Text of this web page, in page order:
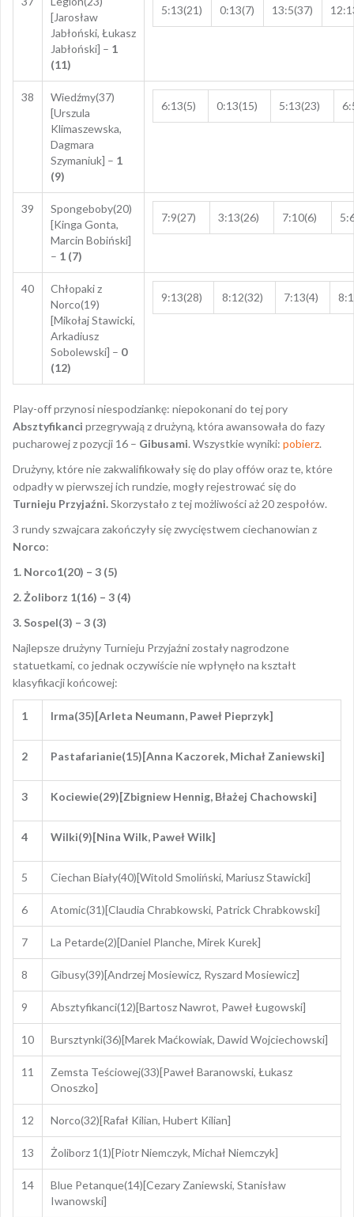
[Jarosław
Jabłoński, Łukasz
Jabłoński] – 1
(11)
5:13(21) 0:13(7) 13:5(37)
38
Wiedźmy(37)
[Urszula
Klimaszewska,
Dagmara
Szymaniuk] – 1
(9)
6:13(5) 0:13(15) 5:13(23)
39
Spongeboby(20)
[Kinga Gonta,
Marcin Bobiński]
– 1 (7)
7:9(27) 3:13(26) 7:10(6)
40
Chłopaki z
Norco(19)
[Mikołaj Stawicki,
Arkadiusz
Sobolewski] – 0
(12)
9:13(28) 8:12(32) 7:13(4)
Play-off przynosi niespodziankę: niepokonani do tej pory
Absztyfikanci przegrywają z drużyną, która awansowała do fazy
pucharowej z pozycji 16 – Gibusami. Wszystkie wyniki: pobierz.
Drużyny, które nie zakwalifikowały się do play offów oraz te, które
odpadły w pierwszej ich rundzie, mogły rejestrować się do
Turnieju Przyjaźni.Skorzystało z tej możliwości aż 20 zespołów.
3 rundy szwajcara zakończyły się zwycięstwem ciechanowian z
Norco:
1. Norco1(20) – 3 (5)
2.Żoliborz 1(16) – 3 (4)
3. Sospel(3) – 3 (3)
Najlepsze drużyny Turnieju Przyjaźni zostały nagrodzone
statuetkami, co jednak oczywiście nie wpłynęło na kształt
klasyfikacji końcowej:
1 Irma(35)[Arleta Neumann, Paweł Pieprzyk]
2 Pastafarianie(15)[Anna Kaczorek, Michał Zaniewski]
3 Kociewie(29)[Zbigniew Hennig, Błażej Chachowski]
4 Wilki(9)[Nina Wilk, Paweł Wilk]
5 Ciechan Biały(40)[Witold Smoliński, Mariusz Stawicki]
6 Atomic(31)[Claudia Chrabkowski, Patrick Chrabkowski]
7 La Petarde(2)[Daniel Planche, Mirek Kurek]
8 Gibusy(39)[Andrzej Mosiewicz, Ryszard Mosiewicz]
9 Absztyfikanci(12)[Bartosz Nawrot, Paweł Ługowski]
10 Bursztynki(36)[Marek Maćkowiak, Dawid Wojciechowski]
11
Zemsta Teściowej(33)[Paweł Baranowski, Łukasz
Onoszko]
12 Norco(32)[Rafał Kilian, Hubert Kilian]
13 Żoliborz 1(1)[Piotr Niemczyk, Michał Niemczyk]
14
Blue Petanque(14)[Cezary Zaniewski, Stanisław
Iwanowski]